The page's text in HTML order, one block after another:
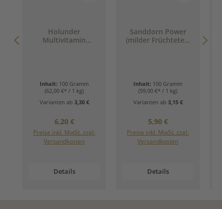
Holunder
Multivitamin
Inhalt: 100 Gramm
(62,00 €* / 1 kg)
Varianten ab 3,30 €
Regulärer Preis:
6,20 €
Preise inkl. MwSt. zzgl.
Versandkosten
Details
Sanddorn Power
(milder Früchtetee,
Inhalt: 100 Gramm
(59,00 €* / 1 kg)
Varianten ab 3,15 €
Regulärer Preis:
5,90 €
Preise inkl. MwSt. zzgl.
Versandkosten
Details